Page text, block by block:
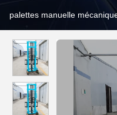
palettes manuelle